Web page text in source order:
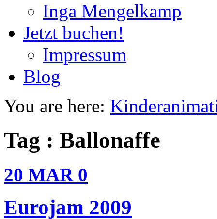
Inga Mengelkamp
Jetzt buchen!
Impressum
Blog
You are here:
Tag : Ballonaffe
20 MAR 0
Eurojam 2009